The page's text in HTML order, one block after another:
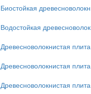
Биостойкая
Водостойкая
Древесноволокнистая
Древесноволокнистая
Древесноволокнистая